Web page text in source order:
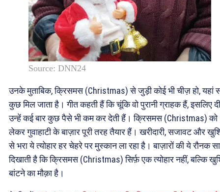
Source: DNN24
उनके मुताबिक, क्रिसमस (Christmas) से जुड़ी कोई भी चीज़ हो, यहां
कुछ मिल जाता है। गीत कहती हैं कि चूंकि वो पुरानी ग्राहक हैं, इसलिए
उन्हें कई बार कुछ पैसे भी कम कर देती हैं। क्रिसमस (Christmas) को
लेकर गुवाहाटी के बाज़ार पूरी तरह तैयार हैं। खरीदारी, सजावट और
से भरा ये त्योहार हर चेहरे पर मुस्कान ला रहा है। बाज़ारों की ये रौनक
दिखाती है कि क्रिसमस (Christmas) सिर्फ़ एक त्योहार नहीं, बल्कि
बांटने का मौक़ा है।